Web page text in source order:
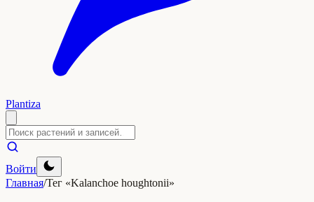
Plantiza
Войти
Главная/Тег «Kalanchoe houghtonii»